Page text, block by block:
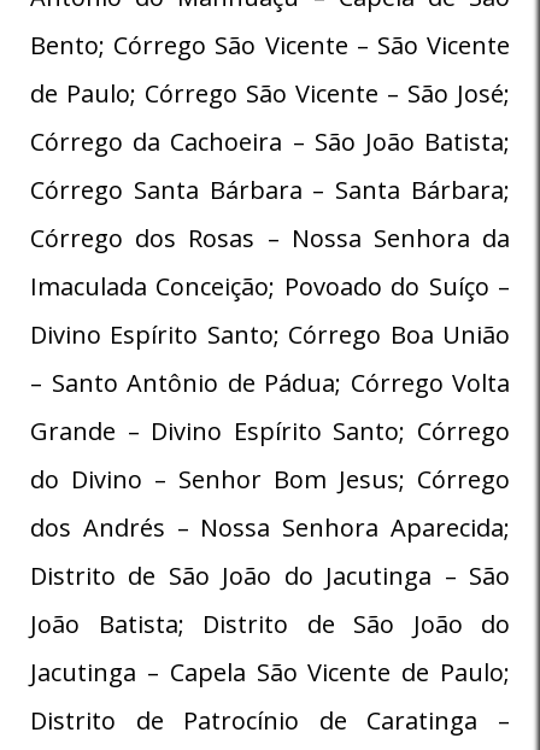
Bento; Córrego São Vicente – São Vicente
de Paulo; Córrego São Vicente – São José;
Córrego da Cachoeira – São João Batista;
Córrego Santa Bárbara – Santa Bárbara;
Córrego dos Rosas – Nossa Senhora da
Imaculada Conceição; Povoado do Suíço –
Divino Espírito Santo; Córrego Boa União
– Santo Antônio de Pádua; Córrego Volta
Grande – Divino Espírito Santo; Córrego
do Divino – Senhor Bom Jesus; Córrego
dos Andrés – Nossa Senhora Aparecida;
Distrito de São João do Jacutinga – São
João Batista; Distrito de São João do
Jacutinga – Capela São Vicente de Paulo;
Distrito de Patrocínio de Caratinga –